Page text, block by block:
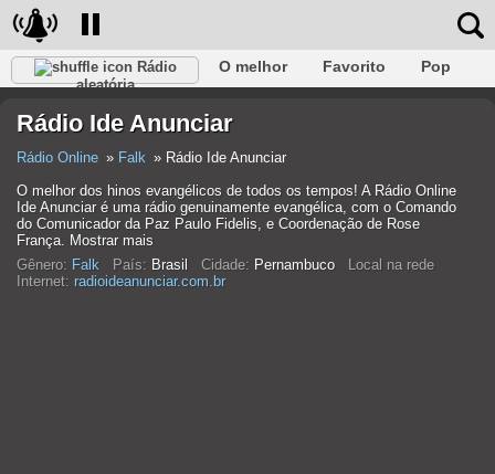
Rádio
aleatória
O melhor Favorito
Pop
Rap
Falk Jazz Bebê
Rádio Ide Anunciar
Rádio Online Falk
Rádio Ide Anunciar
O melhor dos hinos evangélicos de todos os tempos! A Rádio Online
Ide Anunciar é uma rádio genuinamente evangélica, com o Comando
do Comunicador da Paz Paulo Fidelis, e Coordenação de Rose
França. Mostrar mais
Gênero: Falk País: Brasil Cidade: Pernambuco
Local na rede
Internet: radioideanunciar.com.br